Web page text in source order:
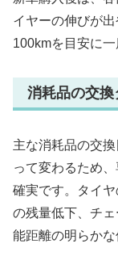
イヤーの伸びが
100kmを目安に
消耗品の交
主な消耗品の交
って変わるため
確実です。タイ
の残量低下、チ
能距離の明らかな